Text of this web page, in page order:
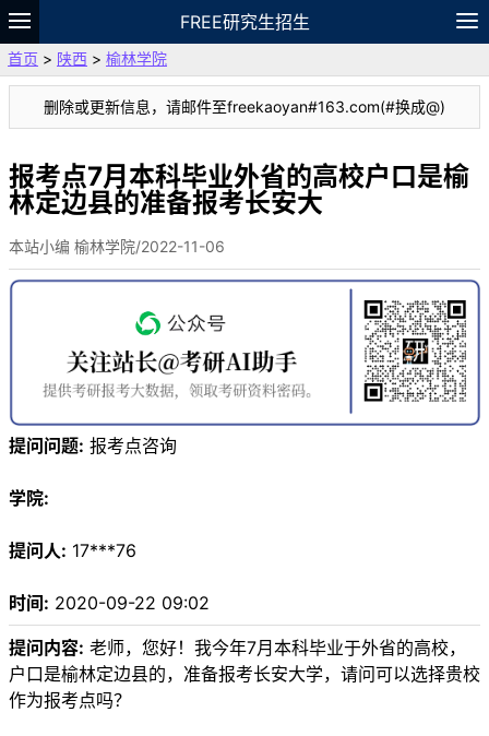
FREE研究生招生
题库
故事 专题
VIP
资料
首页 > 陕西 > 榆林学院
删除或更新信息，请邮件至freekaoyan#163.com(#换成@)
报考点7月本科毕业外省的高校户口是榆
林定边县的准备报考长安大
本站小编 榆林学院/2022-11-06
提问问题: 报考点咨询
学院:
提问人: 17***76
时间: 2020-09-22 09:02
提问内容: 老师，您好！我今年7月本科毕业于外省的高校，
户口是榆林定边县的，准备报考长安大学，请问可以选择贵校
作为报考点吗？